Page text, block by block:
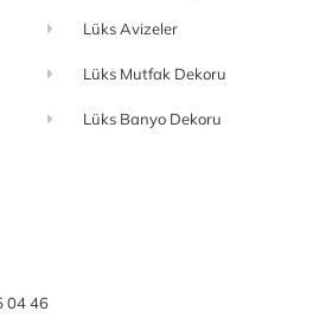
Lüks Avizeler
Lüks Mutfak Dekoru
Lüks Banyo Dekoru
04 46